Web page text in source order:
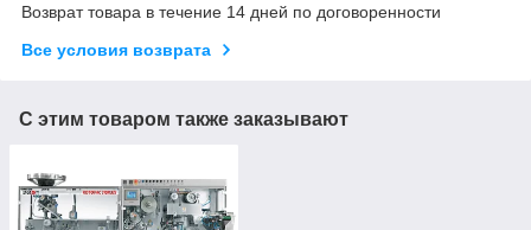
Возврат товара в течение 14 дней по договоренности
Все условия возврата
С этим товаром также заказывают